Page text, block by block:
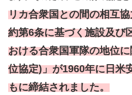
リカ合衆国との間の相互
約第6条に基づく施設及び
おける合衆国軍隊の地位
位協定)」が1960年に日米
もに締結されました。